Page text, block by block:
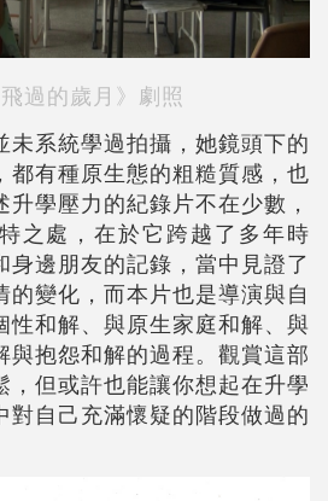
飛過的歲月》劇照
未系統學過拍攝，她鏡頭下的
都有種原生態的粗糙質感，也
學壓力的紀錄片不在少數，
之處，在於它跨越了多年時
身邊朋友的記錄，當中見證了
的變化，而本片也是導演與自
性和解、與原生家庭和解、與
與抱怨和解的過程。觀賞這部
，但或許也能讓你想起在升學
對自己充滿懷疑的階段做過的